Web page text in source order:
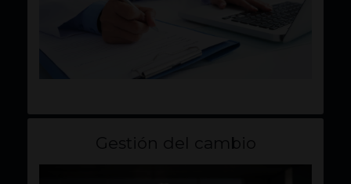
Gestión del cambio